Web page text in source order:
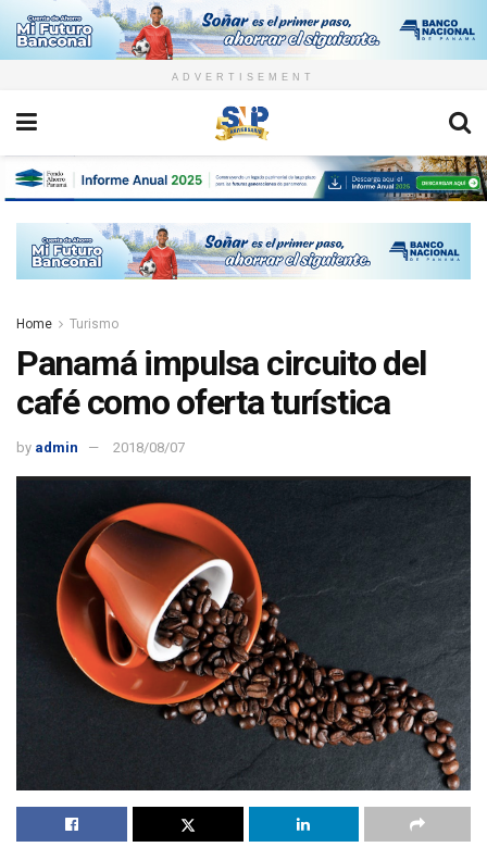
ADVERTISEMENT
Home Turismo
Panamá impulsa circuito del
café como oferta turística
by admin 2018/08/07